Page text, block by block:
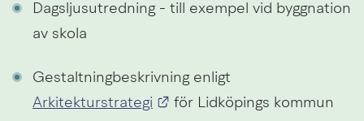
Dagsljusutredning - till exempel vid byggnation
av skola
Arkitekturstrategi
Länk till annan webbplats.
för Lidköpings kommun